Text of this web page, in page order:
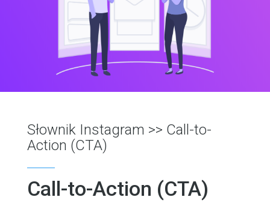
Słownik Instagram >> Call-to-
Action (CTA)
Call-to-Action (CTA)